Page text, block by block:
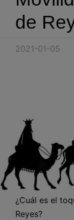
Blog
de
2021-01-05
¿Cuál es el
Reyes?